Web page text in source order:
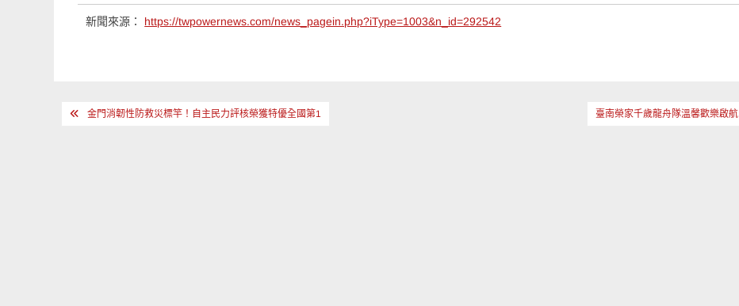
新聞來源： https://twpowernews.com/news_pagein.php?iType=1003&n_id=292542
文 金門消韌性防救災標竿！自主民力評核榮獲特優全國第1 臺南榮家千歲龍舟隊溫馨歡樂啟航